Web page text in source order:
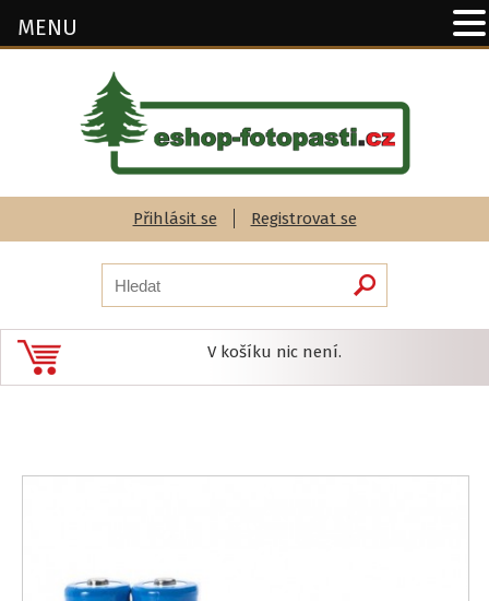
Přihlásit se Registrovat se
V košíku nic není.
MENU